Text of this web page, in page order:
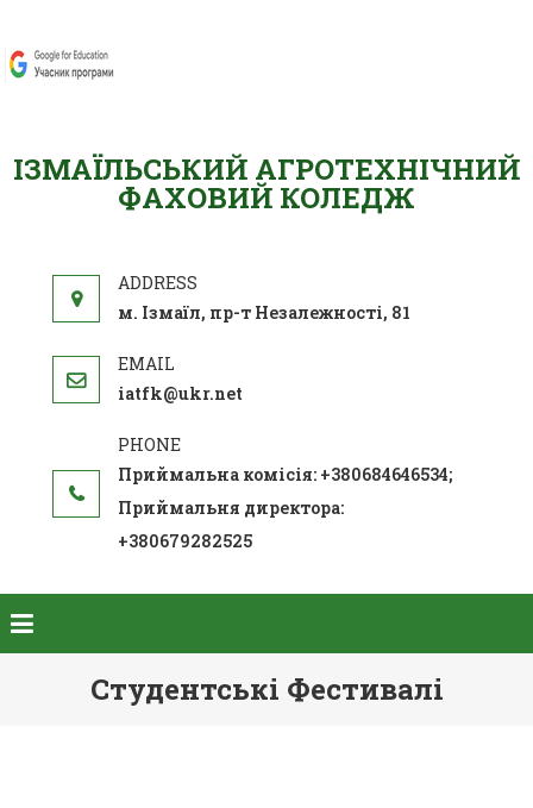
ІЗМАЇЛЬСЬКИЙ АГРОТЕХНІЧНИЙ
ФАХОВИЙ КОЛЕДЖ
м. Ізмаїл, пр-т Незалежності, 81
iatfk@ukr.net
Приймальна комісія: +380684646534;
Приймальня директора:
+380679282525
Студентські Фестивалі